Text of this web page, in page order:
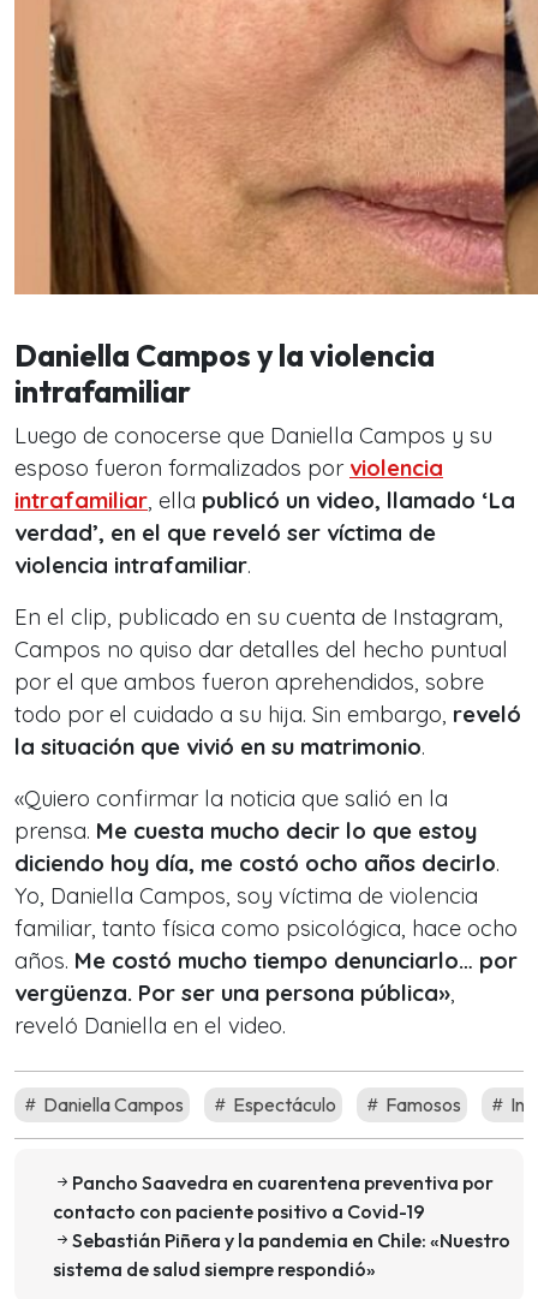
Daniella Campos y la violencia
intrafamiliar
Luego de conocerse que Daniella Campos y su
esposo fueron formalizados por violencia
intrafamiliar, ella publicó un video, llamado ‘La
verdad’, en el que reveló ser víctima de
violencia intrafamiliar.
En el clip, publicado en su cuenta de Instagram,
Campos no quiso dar detalles del hecho puntual
por el que ambos fueron aprehendidos, sobre
todo por el cuidado a su hija. Sin embargo, reveló
la situación que vivió en su matrimonio.
«Quiero confirmar la noticia que salió en la
prensa. Me cuesta mucho decir lo que estoy
diciendo hoy día, me costó ocho años decirlo.
Yo, Daniella Campos, soy víctima de violencia
familiar, tanto física como psicológica, hace ocho
años. Me costó mucho tiempo denunciarlo… por
vergüenza. Por ser una persona pública»,
reveló Daniella en el video.
Daniella Campos Espectáculo Famosos
Pancho Saavedra en cuarentena preventiva por
contacto con paciente positivo a Covid-19
Sebastián Piñera y la pandemia en Chile: «Nuestro
sistema de salud siempre respondió»